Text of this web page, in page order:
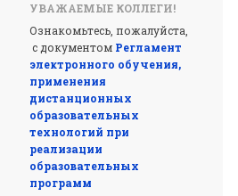
УВАЖАЕМЫЕ КОЛЛЕГИ!
Ознакомьтесь, пожалуйста,
с документом Регламент
электронного обучения,
применения
дистанционных
образовательных
технологий при
реализации
образовательных
программ